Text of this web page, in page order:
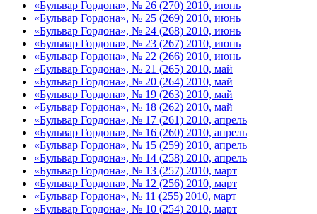
«Бульвар Гордона», № 26 (270) 2010, июнь
«Бульвар Гордона», № 25 (269) 2010, июнь
«Бульвар Гордона», № 24 (268) 2010, июнь
«Бульвар Гордона», № 23 (267) 2010, июнь
«Бульвар Гордона», № 22 (266) 2010, июнь
«Бульвар Гордона», № 21 (265) 2010, май
«Бульвар Гордона», № 20 (264) 2010, май
«Бульвар Гордона», № 19 (263) 2010, май
«Бульвар Гордона», № 18 (262) 2010, май
«Бульвар Гордона», № 17 (261) 2010, апрель
«Бульвар Гордона», № 16 (260) 2010, апрель
«Бульвар Гордона», № 15 (259) 2010, апрель
«Бульвар Гордона», № 14 (258) 2010, апрель
«Бульвар Гордона», № 13 (257) 2010, март
«Бульвар Гордона», № 12 (256) 2010, март
«Бульвар Гордона», № 11 (255) 2010, март
«Бульвар Гордона», № 10 (254) 2010, март